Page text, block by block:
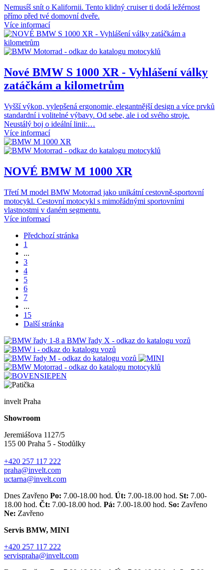
Nemusíš snít o Kalifornii. Tento klidný cruiser ti dodá ležérnost
přímo před tvé domovní dveře.
Více informací
Nové BMW S 1000 XR - Vyhlášení války
zatáčkám a kilometrům
Vyšší výkon, vylepšená ergonomie, elegantnější design a více prvků
standardní i volitelné výbavy. Od sebe, ale i od svého stroje.
Neustálý boj o ideální linii:…
Více informací
NOVÉ BMW M 1000 XR
Třetí M model BMW Motorrad jako unikátní cestovně-sportovní
motocykl. Cestovní motocykl s mimořádnými sportovními
vlastnostmi v daném segmentu.
Více informací
Předchozí stránka
1
...
3
4
5
6
7
...
15
Další stránka
invelt Praha
Showroom
Jeremiášova 1127/5
155 00 Praha 5 - Stodůlky
+420 257 117 222
praha@invelt.com
uctarna@invelt.com
Dnes Zavřeno Po: 7.00-18.00 hod. Út: 7.00-18.00 hod. St: 7.00-
18.00 hod. Čt: 7.00-18.00 hod. Pá: 7.00-18.00 hod. So: Zavřeno
Ne: Zavřeno
Servis BMW, MINI
+420 257 117 222
servispraha@invelt.com